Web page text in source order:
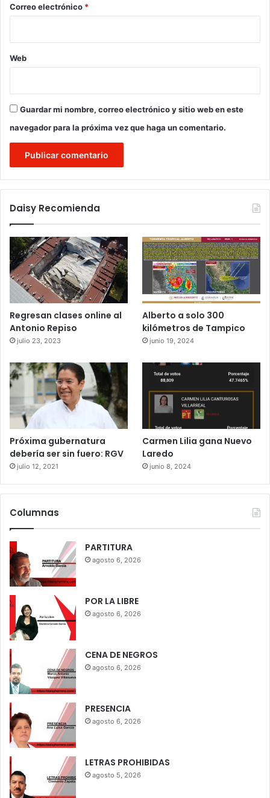
*
Correo electrónico *
Web
Guardar mi nombre, correo electrónico y sitio web en este
navegador para la próxima vez que haga un comentario.
Daisy Recomienda
Regresan clases online al
Antonio Repiso
julio 23, 2023
Alberto a solo 300
kilómetros de Tampico
junio 19, 2024
Próxima gubernatura
debería ser sin fuero: RGV
julio 12, 2021
Carmen Lilia gana Nuevo
Laredo
junio 8, 2024
Columnas
PARTITURA
agosto 6, 2026
POR LA LIBRE
agosto 6, 2026
CENA DE NEGROS
agosto 6, 2026
PRESENCIA
agosto 6, 2026
LETRAS PROHIBIDAS
agosto 5, 2026